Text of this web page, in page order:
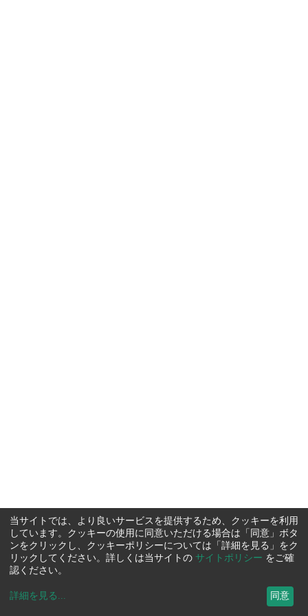
当サイトでは、より良いサービスを提供するため、クッキーを利用
しています。クッキーの使用に同意いただける場合は「同意」ボタ
ンをクリックし、クッキーポリシーについては「詳細を見る」をク
リックしてください。詳しくは当サイトの サイトポリシー をご確
認ください。
詳細を見る ... 同意